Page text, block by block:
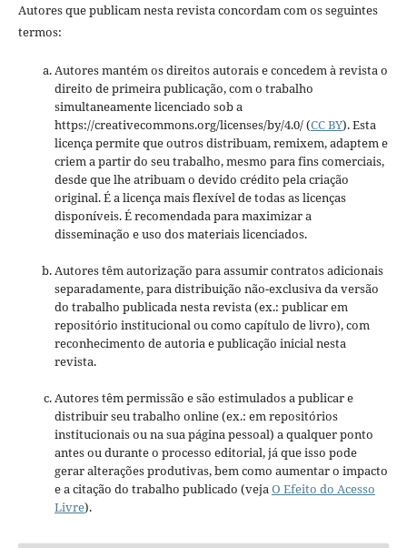
Autores que publicam nesta revista concordam com os seguintes
termos:
Autores mantém os direitos autorais e concedem à revista o
direito de primeira publicação, com o trabalho
simultaneamente licenciado sob a
https://creativecommons.org/licenses/by/4.0/ (CC BY). Esta
licença permite que outros distribuam, remixem, adaptem e
criem a partir do seu trabalho, mesmo para fins comerciais,
desde que lhe atribuam o devido crédito pela criação
original. É a licença mais flexível de todas as licenças
disponíveis. É recomendada para maximizar a
disseminação e uso dos materiais licenciados.
Autores têm autorização para assumir contratos adicionais
separadamente, para distribuição não-exclusiva da versão
do trabalho publicada nesta revista (ex.: publicar em
repositório institucional ou como capítulo de livro), com
reconhecimento de autoria e publicação inicial nesta
revista.
Autores têm permissão e são estimulados a publicar e
distribuir seu trabalho online (ex.: em repositórios
institucionais ou na sua página pessoal) a qualquer ponto
antes ou durante o processo editorial, já que isso pode
gerar alterações produtivas, bem como aumentar o impacto
e a citação do trabalho publicado (vejaO Efeito do Acesso
Livre).